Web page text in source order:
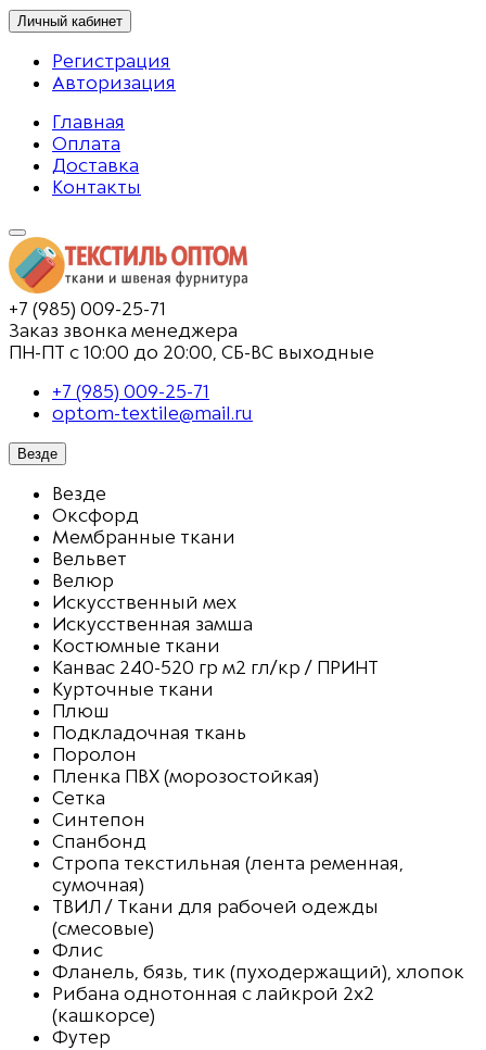
Личный кабинет
Регистрация
Авторизация
Главная
Оплата
Доставка
Контакты
+7 (985) 009-25-71
Заказ звонка менеджера
ПН-ПТ с 10:00 до 20:00, СБ-ВС выходные
+7 (985) 009-25-71
optom-textile@mail.ru
Везде
Везде
Оксфорд
Мембранные ткани
Вельвет
Велюр
Искусственный мех
Искусственная замша
Костюмные ткани
Канвас 240-520 гр м2 гл/кр / ПРИНТ
Курточные ткани
Плюш
Подкладочная ткань
Поролон
Пленка ПВХ (морозостойкая)
Сетка
Синтепон
Спанбонд
Стропа текстильная (лента ременная,
сумочная)
ТВИЛ / Ткани для рабочей одежды
(смесовые)
Флис
Фланель, бязь, тик (пуходержащий), хлопок
Рибана однотонная с лайкрой 2х2
(кашкорсе)
Футер